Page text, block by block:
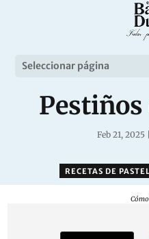
Seleccionar página
Feb 21, 2025|
RECETAS DE